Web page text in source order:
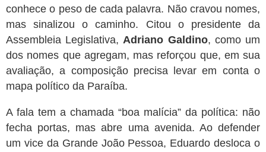
conhece o peso de cada palavra. Não cravou nomes,
mas sinalizou o caminho. Citou o presidente da
Assembleia Legislativa,Adriano Galdino, como um
dos nomes que agregam, mas reforçou que, em sua
avaliação, a composição precisa levar em conta o
mapa político da Paraíba.
A fala tem a chamada “boa malícia” da política: não
fecha portas, mas abre uma avenida. Ao defender
um vice da Grande João Pessoa, Eduardo desloca o